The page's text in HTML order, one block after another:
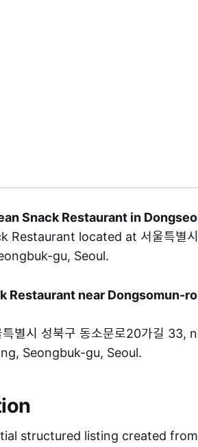
Snack Restaurant in
Restaurant located at 서울특별
gu, Seoul.
Restaurant near Dongsomun-
별시 성북구 동소문로20가길
Seongbuk-gu, Seoul.
structured listing created